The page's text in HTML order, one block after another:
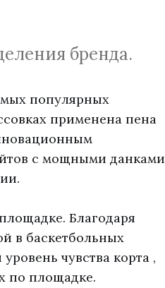
бренда.
популярных
применена пена
с мощными данками
Благодаря
в баскетбольных
чувства корта ,
по площадке.